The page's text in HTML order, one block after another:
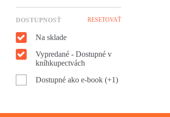
DOSTUPNOSŤ RESETOVAŤ
Na sklade
Vypredané - Dostupné v
kníhkupectvách
Dostupné ako e-book (+1)